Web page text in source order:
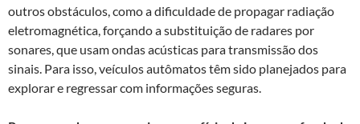
outros obstáculos, como a dificuldade de propagar radiação
eletromagnética, forçando a substituição de radares por
sonares, que usam ondas acústicas para transmissão dos
sinais. Para isso, veículos autômatos têm sido planejados para
explorar e regressar com informações seguras.